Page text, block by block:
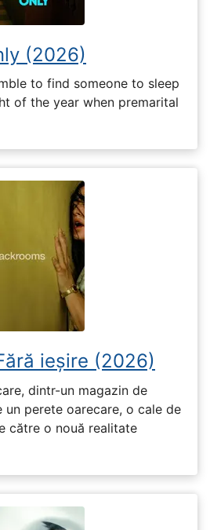
(2026)
to find someone to sleep
of the year when premarital
ieșire (2026)
dintr-un magazin de
un perete oarecare, o cale de
către o nouă realitate